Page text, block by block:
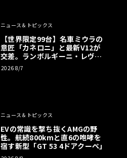
ニュース＆トピックス
【世界限定99台】名車ミウラの
意匠「カネロニ」と最新V12が
交差。ランボルギーニ・レヴエ
ルトに60周年記念車が登場
2026 8/7
ニュース＆トピックス
EVの常識を撃ち抜くAMGの野
性。航続800kmと直6の咆哮を
宿す新型「GT 53 4ドアクーペ」